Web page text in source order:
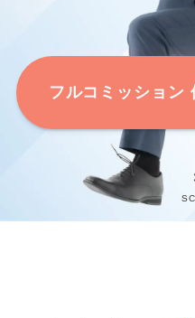
フルコミッション